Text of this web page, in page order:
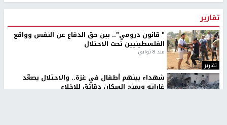
تقارير
تقارير
" قانون درومي".. بين حق الدفاع عن النفس وواقع
الفلسطينيين تحت الاحتلال
منذ 8 ثواني
شهداء بينهم أطفال في غزة.. والاحتلال يصعّد
غاراته ويمنح السكان دقائق للإخلاء